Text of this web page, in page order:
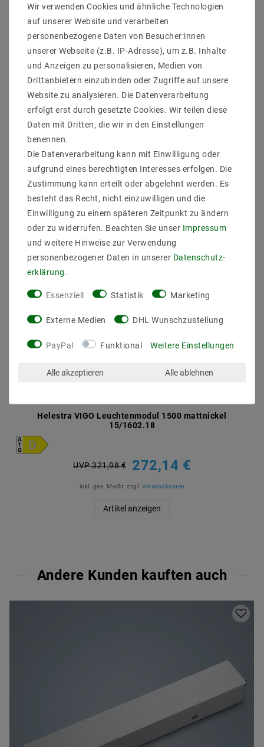
Lieferung Leuchtmittel: inkl.
ZULETZT ANGESEHEN
Helestra VIGO Leuchtenmodul 1500 mattnickel
15/1602.18
UVP 321,98 € 272,14 €
inkl. ges. MwSt. zzgl. Versandkosten
Artikel anzeigen
Andere Kunden kauften auch
Wir verwenden Cookies und ähnliche Technologien
auf unserer Website und verarbeiten
personenbezogene Daten von Besucher:innen
unserer Webseite (z.B. IP-Adresse), um z.B. Inhalte
und Anzeigen zu personalisieren, Medien von
Drittanbietern einzubinden oder Zugriffe auf unsere
Website zu analysieren. Die Datenverarbeitung
erfolgt erst durch gesetzte Cookies. Wir teilen diese
Daten mit Dritten, die wir in den Einstellungen
benennen.
Die Datenverarbeitung kann mit Einwilligung oder
aufgrund eines berechtigten Interesses erfolgen. Die
Zustimmung kann erteilt oder abgelehnt werden. Es
besteht das Recht, nicht einzuwilligen und die
Einwilligung zu einem späteren Zeitpunkt zu ändern
oder zu widerrufen. Beachten Sie unser Impressum
und weitere Hinweise zur Verwendung
personenbezogener Daten in unserer Daten­schutz­
erklärung
Essenziell Statistik Marketing
Externe Medien DHL Wunschzustellung
PayPal Funktional Weitere Einstellungen
Alle akzeptieren Alle ablehnen